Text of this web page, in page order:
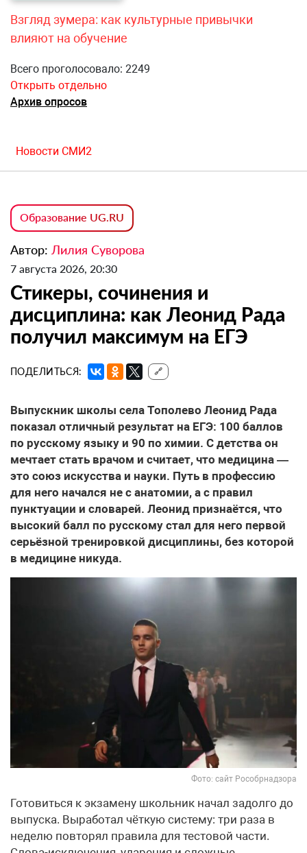
Взгляд зумера: как культурные привычки
влияют на обучение
Всего проголосовало: 2249
Открыть отдельно
Архив опросов
Новости СМИ2
Образование UG.RU
Автор: Лилия Суворова
7 августа 2026, 20:30
Стикеры, сочинения и
дисциплина: как Леонид Рада
получил максимум на ЕГЭ
ПОДЕЛИТЬСЯ: 🔗
Выпускник школы села Тополево Леонид Рада
показал отличный результат на ЕГЭ: 100 баллов
по русскому языку и 90 по химии. С детства он
мечтает стать врачом и считает, что медицина —
это союз искусства и науки. Путь в профессию
для него начался не с анатомии, а с правил
пунктуации и словарей. Леонид признаётся, что
высокий балл по русскому стал для него первой
серьёзной тренировкой дисциплины, без которой
в медицине никуда.
Фото: сайт Рособрнадзора
Готовиться к экзамену школьник начал задолго до
выпуска. Выработал чёткую систему: три раза в
неделю повторял правила для тестовой части.